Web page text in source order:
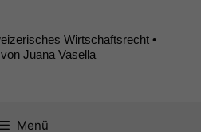
Wirtschaftsrecht •
Juana Vasella
Menü